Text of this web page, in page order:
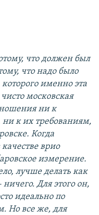
что должен был
что надо было
именно эта
московская
ни к
к их требованиям,
Когда
врио
измерение.
лучше делать как
Для этого он,
идеально по
Но все же, для